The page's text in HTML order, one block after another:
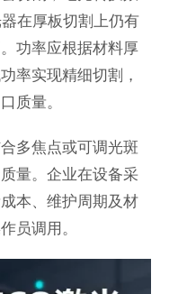
在厚板切割上仍有
功率应根据材料厚
率实现精细切割，
质量。
多焦点或可调光斑
量。企业在设备采
本、维护周期及材
员调用。